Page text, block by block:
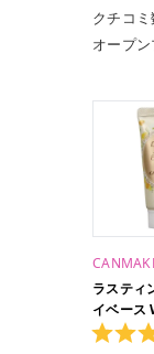
クチコミ
オープン
ス/
ラスティ
イベース